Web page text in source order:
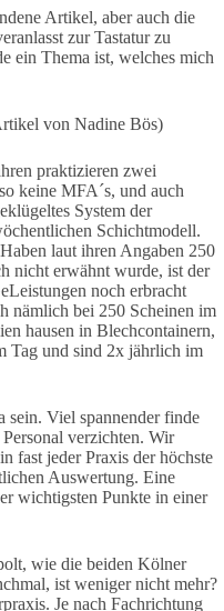
Artikel, aber auch die
zur Tastatur zu
ein Thema ist, welches mich
von Nadine Bös)
praktizieren zwei
keine MFA´s, und auch
System der
Schichtmodell.
laut ihren Angaben 250
nicht erwähnt wurde, ist der
noch erbracht
nämlich bei 250 Scheinen im
hausen in Blechcontainern,
Tag und sind 2x jährlich im
sein. Viel spannender finde
verzichten. Wir
fast jeder Praxis der höchste
Auswertung. Eine
wichtigsten Punkte in einer
wie die beiden Kölner
ist weniger nicht mehr?
Je nach Fachrichtung